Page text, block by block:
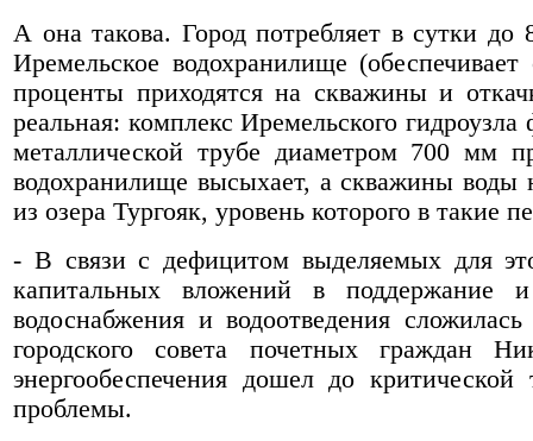
А она такова. Город потребляет в сутки
Иремельское водохранилище
проценты приходятся на скважины и
реальная: комплекс Иремельского
металлической трубе диаметром 700 мм
водохранилище высыхает, а скважины воды
из озера Тургояк, уровень которого в такие
- В связи с дефицитом выделяемых для
капитальных вложений в поддержание
водоснабжения и водоотведения
городского совета почетных граждан
энергообеспечения дошел до
проблемы.